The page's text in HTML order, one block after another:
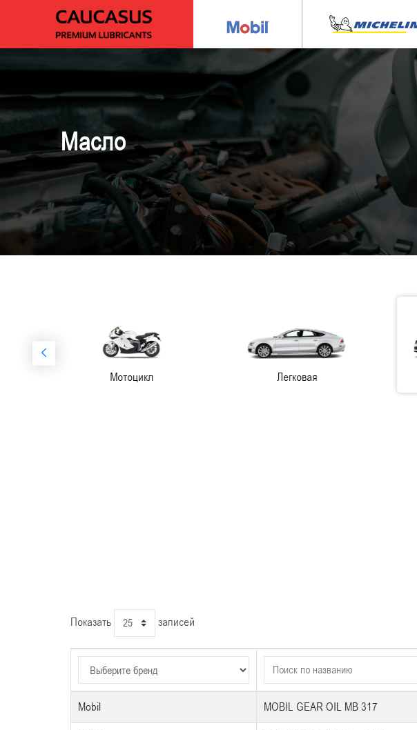
Масло
Показать записей
Mobil MOBIL GEAR OIL MB 317